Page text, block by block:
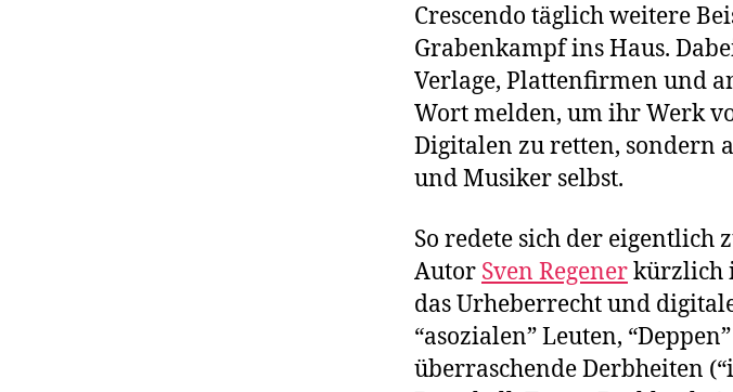
Crescendo täglich weitere
Grabenkampf ins Haus.
Verlage, Plattenfirmen und
Wort melden, um ihr Werk
Digitalen zu retten, sondern
und Musiker selbst.
So redete sich der
Autor Sven Regenerkürzlich
das Urheberrecht und
“asozialen” Leuten,
überraschende Derbheiten